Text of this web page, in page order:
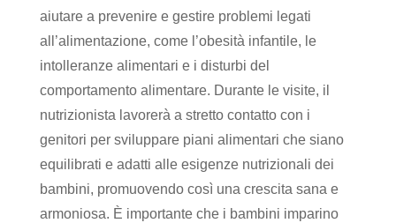
aiutare a prevenire e gestire problemi legati
all’alimentazione, come l’obesità infantile, le
intolleranze alimentari e i disturbi del
comportamento alimentare. Durante le visite, il
nutrizionista lavorerà a stretto contatto con i
genitori per sviluppare piani alimentari che siano
equilibrati e adatti alle esigenze nutrizionali dei
bambini, promuovendo così una crescita sana e
armoniosa. È importante che i bambini imparino